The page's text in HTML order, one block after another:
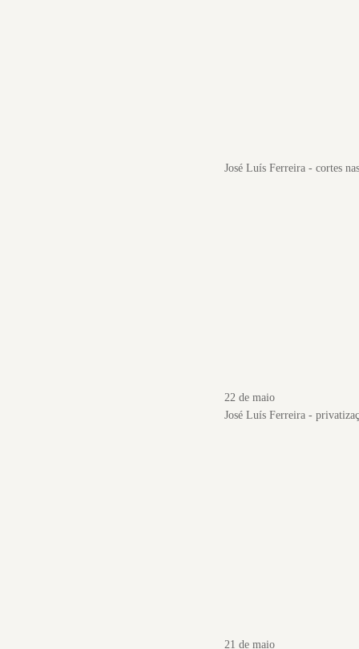
José Luís Ferreira - cortes
22 de maio
José Luís Ferreira -
21 de maio